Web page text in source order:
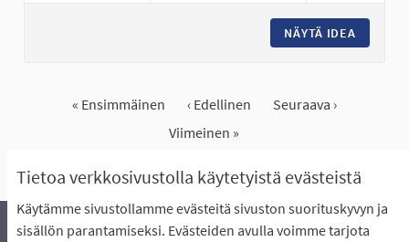
Tietoa verkkosivustolla käytetyistä evästeistä
Käytämme sivustollamme evästeitä sivuston suorituskyvyn ja
sisällön parantamiseksi. Evästeiden avulla voimme tarjota
NÄYTÄ IDEA
« Ensimmäinen ‹ Edellinen
Seuraava ›
Viimeinen »
Näytä kaikki peruutetut ideat